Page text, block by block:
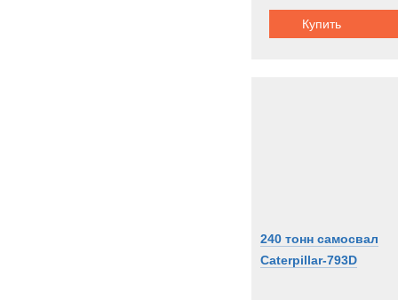
Купить
240 тонн самосвал
Caterpillar-793D